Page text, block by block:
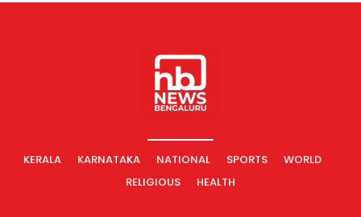
KERALA KARNATAKA NATIONAL SPORTS
WORLD
RELIGIOUS
HEALTH